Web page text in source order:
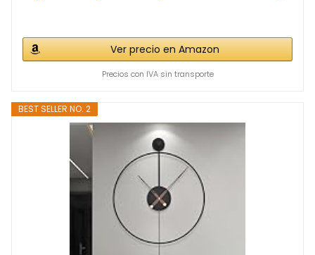
Ver precio en Amazon
Precios con IVA sin transporte
BEST SELLER NO. 2